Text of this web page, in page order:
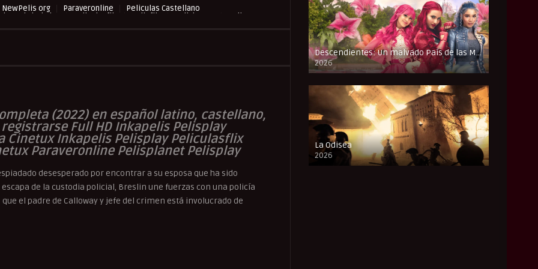
NewPelis org Paraveronline
Peliculas Castellano
Subtituladas
Peliculasflix Pelisflix Pelishouse
Pelismart
(2022) en español latino, castellano,
Full HD Inkapelis Pelisplay
Cinetux Inkapelis Pelisplay Peliculasflix
Paraveronline Pelisplanet Pelisplay
desesperado por encontrar a su esposa que ha sido
de la custodia policial, Breslin une fuerzas con una policía
el padre de Calloway y jefe del crimen está involucrado de
Descendientes: Un malvado País de las Maravillas
2026
FULL HD
La Odisea
2026
CAM